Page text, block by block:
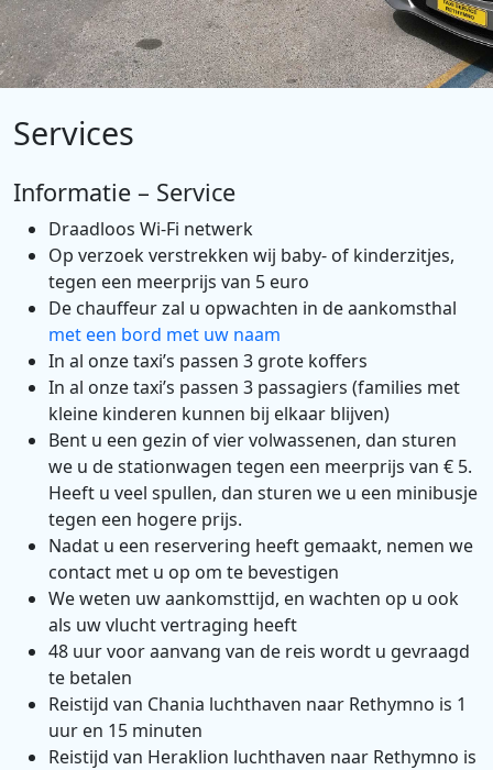
Services
Informatie – Service
Draadloos Wi-Fi netwerk
Op verzoek verstrekken wij baby- of kinderzitjes,
tegen een meerprijs van 5 euro
De chauffeur zal u opwachten in de aankomsthal
met een bord met uw naam
In al onze taxi’s passen 3 grote koffers
In al onze taxi’s passen 3 passagiers (families met
kleine kinderen kunnen bij elkaar blijven)
Bent u een gezin of vier volwassenen, dan sturen
we u de stationwagen tegen een meerprijs van € 5.
Heeft u veel spullen, dan sturen we u een minibusje
tegen een hogere prijs.
Nadat u een reservering heeft gemaakt, nemen we
contact met u op om te bevestigen
We weten uw aankomsttijd, en wachten op u ook
als uw vlucht vertraging heeft
48 uur voor aanvang van de reis wordt u gevraagd
te betalen
Reistijd van Chania luchthaven naar Rethymno is 1
uur en 15 minuten
Reistijd van Heraklion luchthaven naar Rethymno is